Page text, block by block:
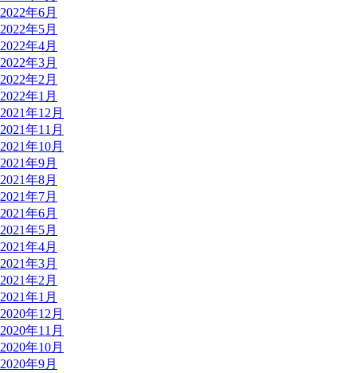
2022年6月
2022年5月
2022年4月
2022年3月
2022年2月
2022年1月
2021年12月
2021年11月
2021年10月
2021年9月
2021年8月
2021年7月
2021年6月
2021年5月
2021年4月
2021年3月
2021年2月
2021年1月
2020年12月
2020年11月
2020年10月
2020年9月